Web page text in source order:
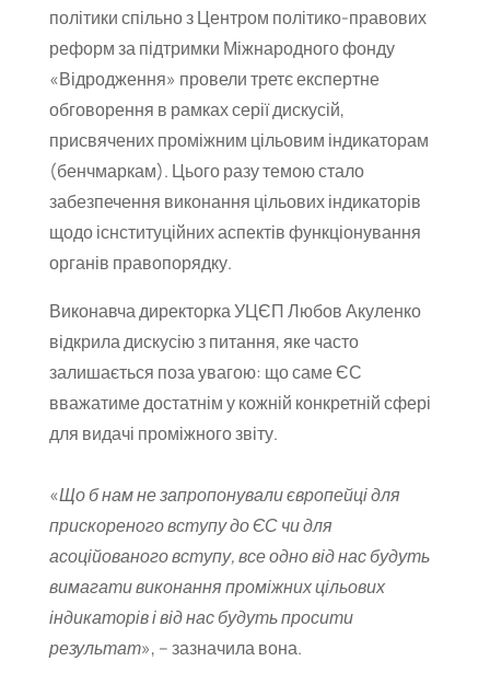
політики спільно з Центром політико-правових
реформ за підтримки Міжнародного фонду
«Відродження» провели третє експертне
обговорення в рамках серії дискусій,
присвячених проміжним цільовим індикаторам
(бенчмаркам). Цього разу темою стало
забезпечення виконання цільових індикаторів
щодо існституційних аспектів функціонування
органів правопорядку.
Виконавча директорка УЦЄП Любов Акуленко
відкрила дискусію з питання, яке часто
залишається поза увагою: що саме ЄС
вважатиме достатнім у кожній конкретній сфері
для видачі проміжного звіту.
«Що б нам не запропонували європейці для
прискореного вступу до ЄС чи для
асоційованого вступу, все одно від нас будуть
вимагати виконання проміжних цільових
індикаторів і від нас будуть просити
результат», – зазначила вона.